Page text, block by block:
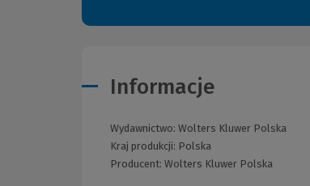
Informacje
Wydawnictwo: Wolters Kluwer Polska
Kraj produkcji: Polska
Producent: Wolters Kluwer Polska